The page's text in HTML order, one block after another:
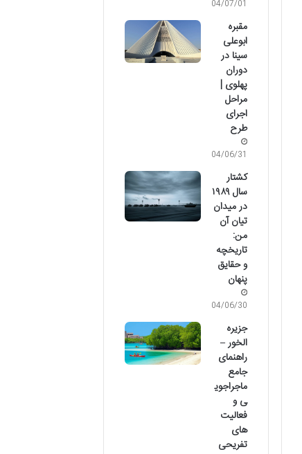
04/07/01
مقبره
ابوعلی
سینا در
دوران
پهلوی |
مراحل
اجرای
طرح
04/06/31
کشتار
سال ۱۹۸۹
در میدان
تیان آن
من:
تاریخچه
و حقایق
پنهان
04/06/30
جزیره
الخور –
راهنمای
جامع
ماجراجوی
ی و
فعالیت
های
تفریحی